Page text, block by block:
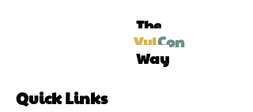
The
VulCon
Way
Quick Links